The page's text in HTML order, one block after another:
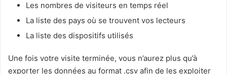
Les nombres de visiteurs en temps réel
La liste des pays où se trouvent vos lecteurs
La liste des dispositifs utilisés
Une fois votre visite terminée, vous n’aurez plus qu’à
exporter les données au format .csv afin de les exploiter